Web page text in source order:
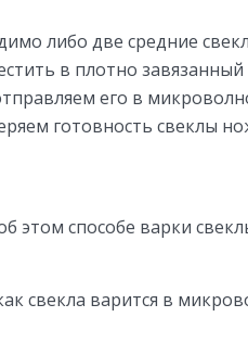
либо две средние
в плотно
его в
готовность свеклы
этом способе варки
свекла варится в